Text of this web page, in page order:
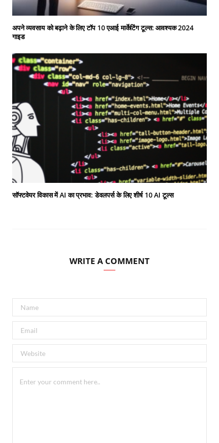
अपने व्यवसाय को बढ़ाने के लिए टॉप 10 एआई मार्केटिंग टूल्स: आवश्यक 2024
गाइड
सॉफ्टवेयर विकास में AI का प्रभाव: डेवलपर्स के लिए शीर्ष 10 AI टूल्स
WRITE A COMMENT